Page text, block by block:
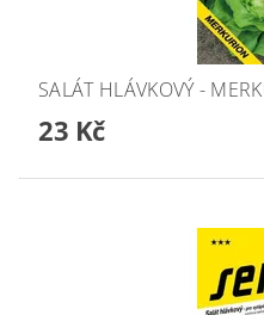
SALÁT HLÁVKOVÝ -
23 Kč